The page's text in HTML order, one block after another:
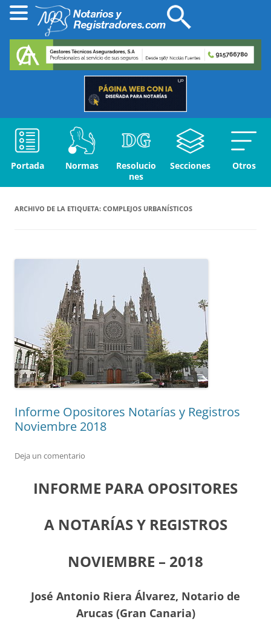
Portada Normas
Resolucio
nes
Secciones Otros
ARCHIVO DE LA ETIQUETA: COMPLEJOS URBANÍSTICOS
Informe Opositores Notarías y Registros
Noviembre 2018
Deja un comentario
INFORME PARA OPOSITORES
A NOTARÍAS Y REGISTROS
NOVIEMBRE – 2018
José Antonio Riera Álvarez, Notario de
Arucas (Gran Canaria)